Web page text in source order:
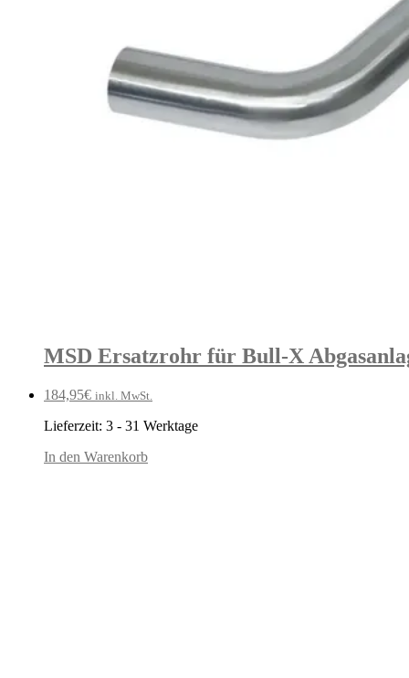
MSD Ersatzrohr für Bull-X
184,95€ inkl. MwSt.
Lieferzeit: 3 - 31 Werktage
In den Warenkorb